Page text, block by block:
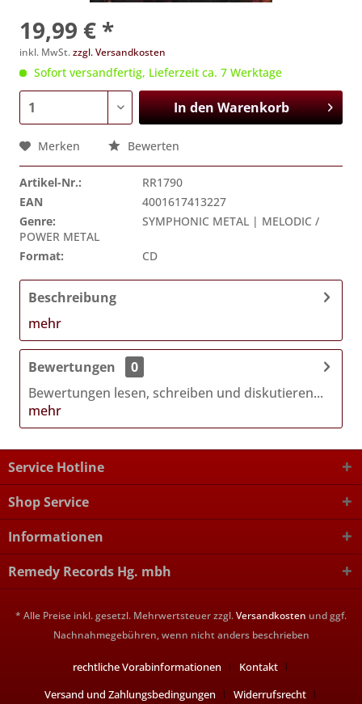
19,99 € *
inkl. MwSt.zzgl. Versandkosten
Sofort versandfertig, Lieferzeit ca. 7 Werktage
In denWarenkorb
Merken Bewerten
Artikel-Nr.:
RR1790
EAN
4001617413227
Genre:
SYMPHONIC METAL | MELODIC /
POWER METAL
Format:
CD
Beschreibung
mehr
Bewertungen
0
Bewertungen lesen, schreiben und diskutieren...
mehr
Service Hotline
Shop Service
Informationen
Remedy Records Hg. mbh
* Alle Preise inkl. gesetzl. Mehrwertsteuer zzgl.Versandkosten und ggf.
Nachnahmegebühren, wenn nicht anders beschrieben
rechtliche Vorabinformationen
Kontakt
Versand und Zahlungsbedingungen
Widerrufsrecht